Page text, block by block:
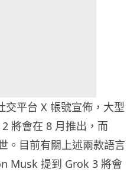
平台 X 帳號宣佈，大型
將會在 8 月推出，而
。目前有關上述兩款語言
Musk 提到 Grok 3 將會